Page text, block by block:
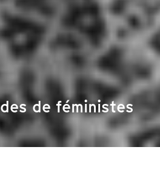
de féministes